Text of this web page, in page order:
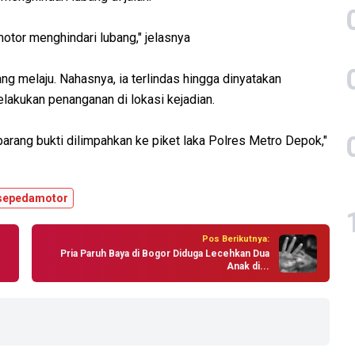
menghindari lubang," jelasnya
melaju. Nahasnya, ia terlindas hingga dinyatakan
penanganan di lokasi kejadian.
bukti dilimpahkan ke piket laka Polres Metro Depok,"
Pos Berikutnya:
Pria Paruh Baya di Bogor Diduga Lecehkan Dua
Anak di...